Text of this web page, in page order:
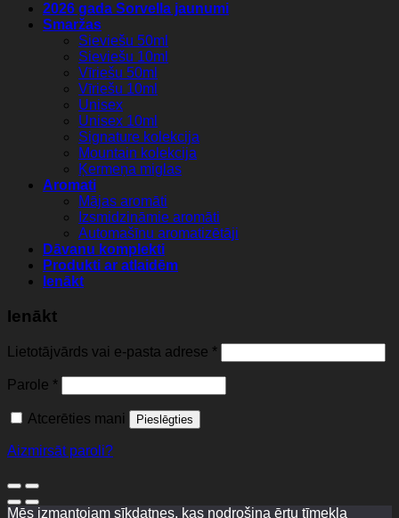
2026 gada Sorvella jaunumi
Smaržas
Sieviešu 50ml
Sieviešu 10ml
Vīriešu 50ml
Vīriešu 10ml
Unisex
Unisex 10ml
Signature kolekcija
Mountain kolekcija
Ķermeņa miglas
Aromati
Mājas aromāti
Izsmidzināmie aromāti
Automašīnu aromatizētāji
Dāvanu komplekti
Produkti ar atlaidēm
Ienākt
Ienākt
Lietotājvārds vai e-pasta adrese *
Parole *
Atcerēties mani Pieslēgties
Aizmirsāt paroli?
Mēs izmantojam sīkdatnes, kas nodrošina ērtu tīmekļa